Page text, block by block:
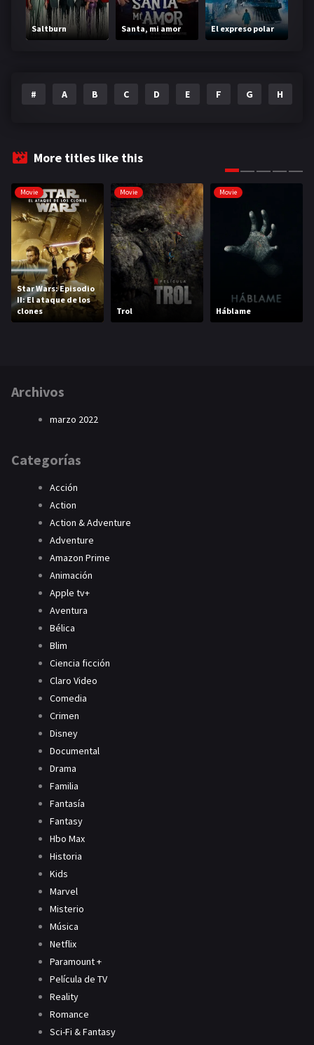
Saltburn Santa, mi amor El expreso polar
# A B C D E F G H
More titles like this
Movie
Star Wars: Episodio
II: El ataque de los
clones
Movie
Trol
Movie
Háblame
Archivos
marzo 2022
Categorías
Acción
Action
Action & Adventure
Adventure
Amazon Prime
Animación
Apple tv+
Aventura
Bélica
Blim
Ciencia ficción
Claro Video
Comedia
Crimen
Disney
Documental
Drama
Familia
Fantasía
Fantasy
Hbo Max
Historia
Kids
Marvel
Misterio
Música
Netflix
Paramount +
Película de TV
Reality
Romance
Sci-Fi & Fantasy